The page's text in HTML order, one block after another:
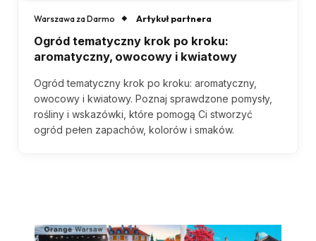
Warszawa za Darmo Artykuł partnera
Ogród tematyczny krok po kroku:
aromatyczny, owocowy i kwiatowy
Ogród tematyczny krok po kroku: aromatyczny,
owocowy i kwiatowy. Poznaj sprawdzone pomysły,
rośliny i wskazówki, które pomogą Ci stworzyć
ogród pełen zapachów, kolorów i smaków.